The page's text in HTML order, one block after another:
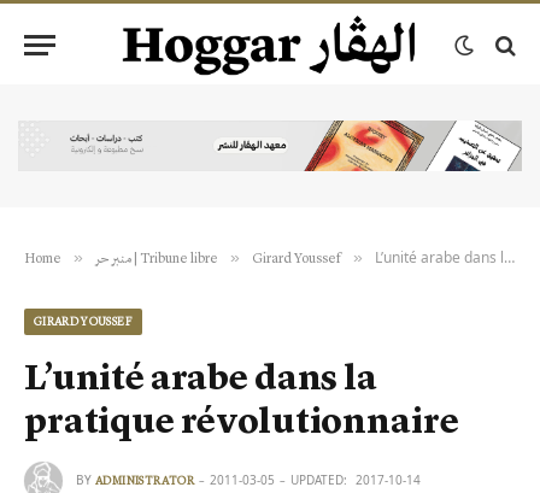
Home » منبر حر | Tribune libre » Girard Youssef » L’unité arabe dans la pratique révolutionnaire
GIRARD YOUSSEF
L’unité arabe dans la
pratique révolutionnaire
BY ADMINISTRATOR 2011-03-05 UPDATED: 2017-10-14